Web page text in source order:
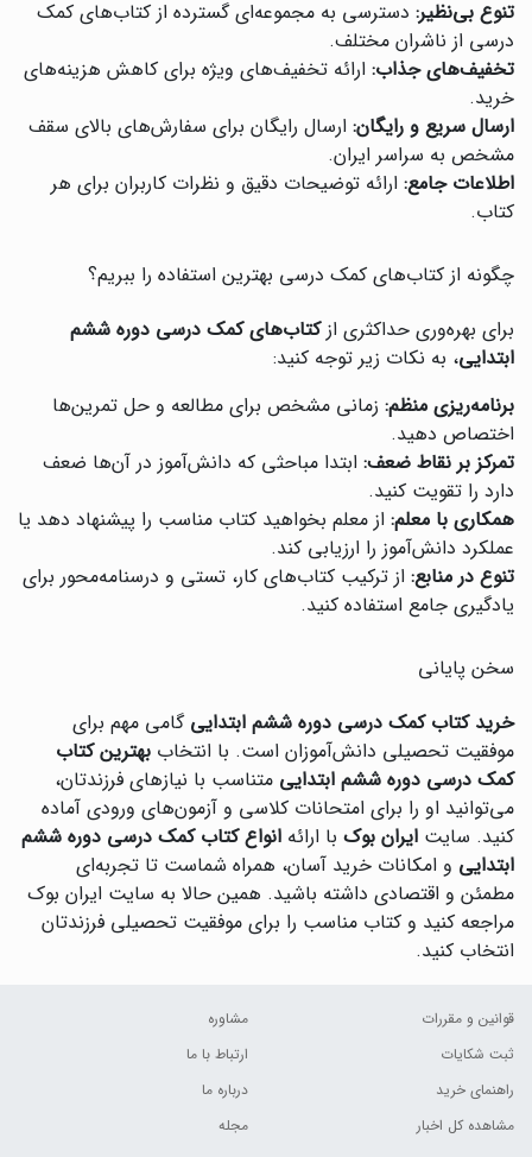
تنوع بی‌نظیر: دسترسی به مجموعه‌ای گسترده از کتاب‌های کمک
درسی از ناشران مختلف.
تخفیف‌های جذاب: ارائه تخفیف‌های ویژه برای کاهش هزینه‌های
خرید.
ارسال سریع و رایگان: ارسال رایگان برای سفارش‌های بالای سقف
مشخص به سراسر ایران.
اطلاعات جامع: ارائه توضیحات دقیق و نظرات کاربران برای هر
کتاب.
چگونه از کتاب‌های کمک درسی بهترین استفاده را ببریم؟
برای بهره‌وری حداکثری ازکتاب‌های کمک درسی دوره ششم
ابتدایی، به نکات زیر توجه کنید:
برنامه‌ریزی منظم: زمانی مشخص برای مطالعه و حل تمرین‌ها
اختصاص دهید.
تمرکز بر نقاط ضعف: ابتدا مباحثی که دانش‌آموز در آن‌ها ضعف
دارد را تقویت کنید.
همکاری با معلم: از معلم بخواهید کتاب مناسب را پیشنهاد دهد یا
عملکرد دانش‌آموز را ارزیابی کند.
تنوع در منابع: از ترکیب کتاب‌های کار، تستی و درسنامه‌محور برای
یادگیری جامع استفاده کنید.
سخن پایانی
خرید کتاب کمک درسی دوره ششم ابتدایی گامی مهم برای
موفقیت تحصیلی دانش‌آموزان است. با انتخاب بهترین کتاب
کمک درسی دوره ششم ابتدایی متناسب با نیازهای فرزندتان،
می‌توانید او را برای امتحانات کلاسی و آزمون‌های ورودی آماده
کنید. سایت ایران بوک با ارائه انواع کتاب کمک درسی دوره ششم
ابتدایی و امکانات خرید آسان، همراه شماست تا تجربه‌ای
مطمئن و اقتصادی داشته باشید. همین حالا به سایت ایران بوک
مراجعه کنید و کتاب مناسب را برای موفقیت تحصیلی فرزندتان
انتخاب کنید.
قوانین و مقررات
ثبت شکایات
راهنمای خرید
مشاهده کل اخبار
مشاوره
ارتباط با ما
درباره ما
مجله